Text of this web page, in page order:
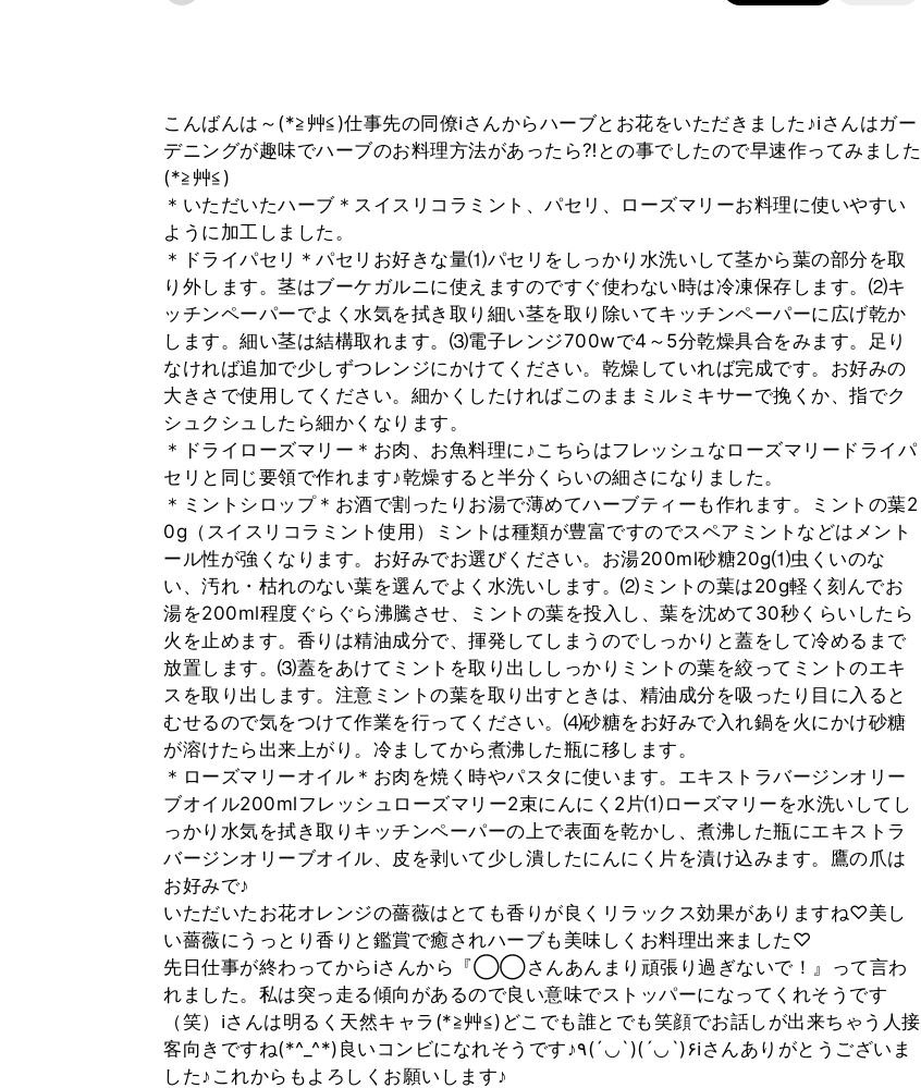
こんばんは～(*≧艸≦)仕事先の同僚ℹ︎さんからハーブとお花をいただきました♪ℹ︎さんはガー
デニングが趣味でハーブのお料理方法があったら⁈との事でしたので早速作ってみました
(*≧艸≦)
＊いただいたハーブ＊スイスリコラミント、パセリ、ローズマリーお料理に使いやすい
ように加工しました。
＊ドライパセリ＊パセリお好きな量⑴パセリをしっかり水洗いして茎から葉の部分を取
り外します。茎はブーケガルニに使えますのですぐ使わない時は冷凍保存します。⑵キ
ッチンペーパーでよく水気を拭き取り細い茎を取り除いてキッチンペーパーに広げ乾か
します。細い茎は結構取れます。⑶電子レンジ700wで4～5分乾燥具合をみます。足り
なければ追加で少しずつレンジにかけてください。乾燥していれば完成です。お好みの
大きさで使用してください。細かくしたければこのままミルミキサーで挽くか、指でク
シュクシュしたら細かくなります。
＊ドライローズマリー＊お肉、お魚料理に♪こちらはフレッシュなローズマリードライパ
セリと同じ要領で作れます♪乾燥すると半分くらいの細さになりました。
＊ミントシロップ＊お酒で割ったりお湯で薄めてハーブティーも作れます。ミントの葉2
0g（スイスリコラミント使用）ミントは種類が豊富ですのでスペアミントなどはメント
ール性が強くなります。お好みでお選びください。お湯200ml砂糖20g⑴虫くいのな
い、汚れ・枯れのない葉を選んでよく水洗いします。⑵ミントの葉は20g軽く刻んでお
湯を200ml程度ぐらぐら沸騰させ、ミントの葉を投入し、葉を沈めて30秒くらいしたら
火を止めます。香りは精油成分で、揮発してしまうのでしっかりと蓋をして冷めるまで
放置します。⑶蓋をあけてミントを取り出ししっかりミントの葉を絞ってミントのエキ
スを取り出します。注意ミントの葉を取り出すときは、精油成分を吸ったり目に入ると
むせるので気をつけて作業を行ってください。⑷砂糖をお好みで入れ鍋を火にかけ砂糖
が溶けたら出来上がり。冷ましてから煮沸した瓶に移します。
＊ローズマリーオイル＊お肉を焼く時やパスタに使います。エキストラバージンオリー
ブオイル200mlフレッシュローズマリー2束にんにく2片⑴ローズマリーを水洗いしてし
っかり水気を拭き取りキッチンペーパーの上で表面を乾かし、煮沸した瓶にエキストラ
バージンオリーブオイル、皮を剥いて少し潰したにんにく片を漬け込みます。鷹の爪は
お好みで♪
いただいたお花オレンジの薔薇はとても香りが良くリラックス効果がありますね♡美し
い薔薇にうっとり香りと鑑賞で癒されハーブも美味しくお料理出来ました♡
先日仕事が終わってからℹ︎さんから『◯◯さんあんまり頑張り過ぎないで！』って言わ
れました。私は突っ走る傾向があるので良い意味でストッパーになってくれそうです
（笑）ℹ︎さんは明るく天然キャラ(*≧艸≦)どこでも誰とでも笑顔でお話しが出来ちゃう人接
客向きですね(*^_^*)良いコンビになれそうです♪٩(´◡`)(´◡`)۶ℹ︎さんありがとうございま
した♪これからもよろしくお願いします♪